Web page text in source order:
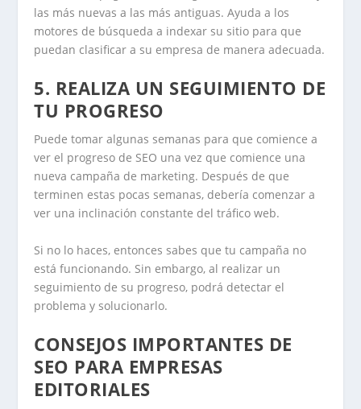
las más nuevas a las más antiguas. Ayuda a los
motores de búsqueda a indexar su sitio para que
puedan clasificar a su empresa de manera adecuada.
5. REALIZA UN SEGUIMIENTO DE
TU PROGRESO
Puede tomar algunas semanas para que comience a
ver el progreso de SEO una vez que comience una
nueva campaña de marketing. Después de que
terminen estas pocas semanas, debería comenzar a
ver una inclinación constante del tráfico web.
Si no lo haces, entonces sabes que tu campaña no
está funcionando. Sin embargo, al realizar un
seguimiento de su progreso, podrá detectar el
problema y solucionarlo.
CONSEJOS IMPORTANTES DE
SEO PARA EMPRESAS
EDITORIALES